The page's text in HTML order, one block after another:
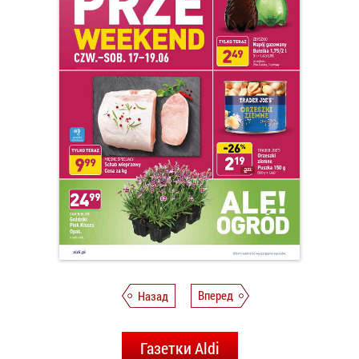
Назад Вперед
Газетки Aldi